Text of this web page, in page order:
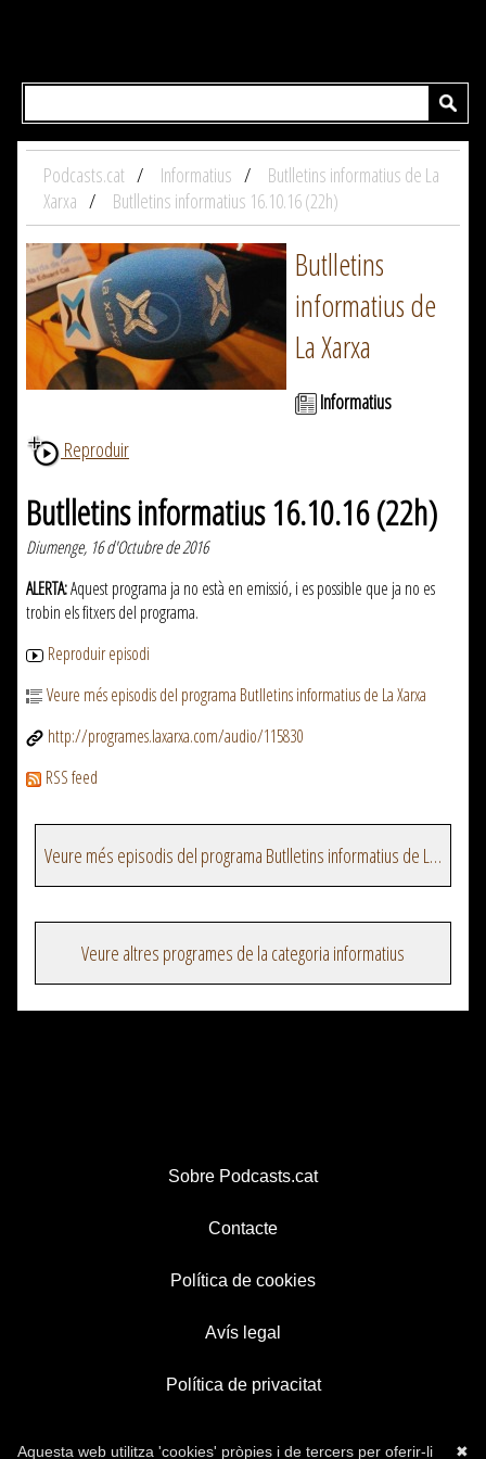
Podcasts.cat Informatius
Butlletins informatius de La
Xarxa
Butlletins informatius 16.10.16 (22h)
Butlletins
informatius de
La Xarxa
Informatius
Reproduir
Butlletins informatius 16.10.16 (22h)
Diumenge, 16 d'Octubre de 2016
ALERTA:Aquest programa ja no està en emissió, i es possible que ja no es
trobin els fitxers del programa.
Reproduir episodi
Veure més episodis del programa Butlletins informatius de La Xarxa
http://programes.laxarxa.com/audio/115830
RSS feed
Veure més episodis del programa Butlletins informatius de La Xarxa
Veure altres programes de la categoria informatius
Sobre Podcasts.cat
Contacte
Política de cookies
Avís legal
Política de privacitat
✖
Aquesta web utilitza 'cookies' pròpies i de tercers per oferir-li